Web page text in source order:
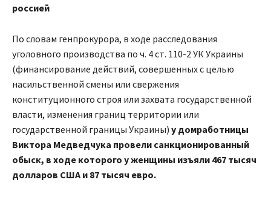
россией
По словам генпрокурора, в ходе расследования
уголовного производства по ч. 4 ст. 110-2 УК Украины
(финансирование действий, совершенных с целью
насильственной смены или свержения
конституционного строя или захвата государственной
власти, изменения границ территории или
государственной границы Украины) у домработницы
Виктора Медведчука провели санкционированный
обыск, в ходе которого у женщины изъяли 467 тысяч
долларов США и 87 тысяч евро.